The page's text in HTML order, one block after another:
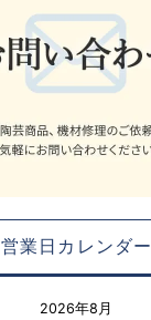
営業日カレンダー
2026年8月